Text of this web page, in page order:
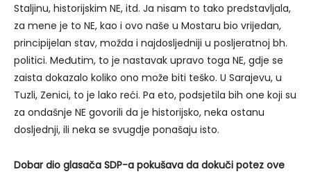
Staljinu, historijskim NE, itd. Ja nisam to tako predstavljala,
za mene je to NE, kao i ovo naše u Mostaru bio vrijedan,
principijelan stav, možda i najdosljedniji u posljeratnoj bh.
politici. Međutim, to je nastavak upravo toga NE, gdje se
zaista dokazalo koliko ono može biti teško. U Sarajevu, u
Tuzli, Zenici, to je lako reći. Pa eto, podsjetila bih one koji su
za ondašnje NE govorili da je historijsko, neka ostanu
dosljednji, ili neka se svugdje ponašaju isto.
Dobar dio glasača SDP-a pokušava da dokuči potez ove